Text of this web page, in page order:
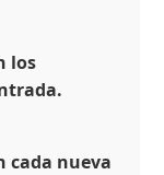
los
cada nueva